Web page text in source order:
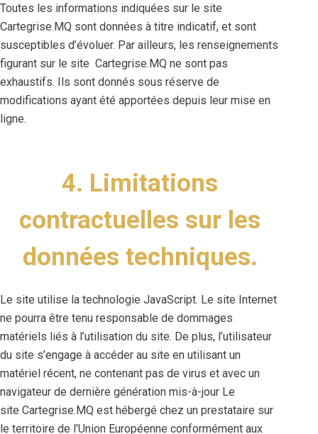
Toutes les informations indiquées sur le site
Cartegrise.MQ sont données à titre indicatif, et sont
susceptibles d’évoluer. Par ailleurs, les renseignements
figurant sur le site Cartegrise.MQ ne sont pas
exhaustifs. Ils sont donnés sous réserve de
modifications ayant été apportées depuis leur mise en
ligne.
4. Limitations
contractuelles sur les
données techniques.
Le site utilise la technologie JavaScript. Le site Internet
ne pourra être tenu responsable de dommages
matériels liés à l’utilisation du site. De plus, l’utilisateur
du site s’engage à accéder au site en utilisant un
matériel récent, ne contenant pas de virus et avec un
navigateur de dernière génération mis-à-jour Le
site Cartegrise.MQ est hébergé chez un prestataire sur
le territoire de l’Union Européenne conformément aux